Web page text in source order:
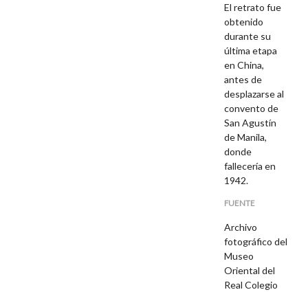
El retrato fue
obtenido
durante su
última etapa
en China,
antes de
desplazarse al
convento de
San Agustín
de Manila,
donde
fallecería en
1942.
FUENTE
Archivo
fotográfico del
Museo
Oriental del
Real Colegio